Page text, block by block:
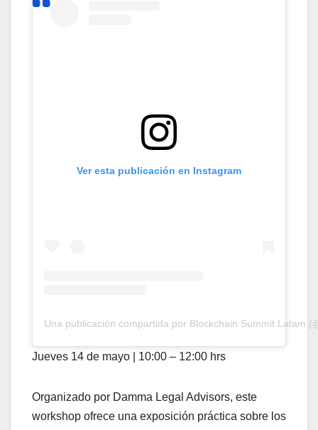
Ver esta publicación en Instagram
Una publicación compartida por Blockchain Summit Latam
Jueves 14 de mayo | 10:00 – 12:00 hrs
Organizado por Damma Legal Advisors, este
workshop ofrece una exposición práctica sobre los